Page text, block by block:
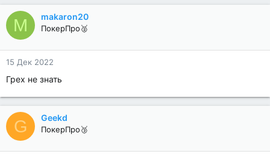
M makaron20
ПокерПро🥈
15 Дек 2022
Грех не знать
G Geekd
ПокерПро🥉